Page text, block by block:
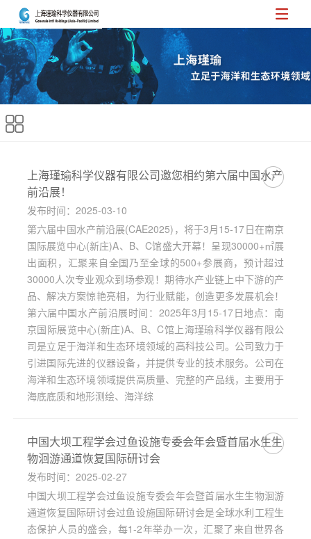
上海瑾瑜科学仪器有限公司邀您相约第六届中国水产
前沿展！
发布时间：2025-03-10
第六届中国水产前沿展(CAE2025)，将于3月15-17日在南京
国际展览中心(新庄)A、B、C馆盛大开幕！呈现30000+㎡展
出面积，汇聚来自全国乃至全球的500+参展商，预计超过
30000人次专业观众到场参观！期待水产业链上中下游的产
品、解决方案惊艳亮相，为行业赋能，创造更多发展机会！
第六届中国水产前沿展时间：2025年3月15-17日地点：南
京国际展览中心(新庄)A、B、C馆上海瑾瑜科学仪器有限公
司是立足于海洋和生态环境领域的高科技公司。公司致力于
引进国际先进的仪器设备，并提供专业的技术服务。公司在
海洋和生态环境领域提供高质量、完整的产品线，主要用于
海底底质和地形测绘、海洋综
中国大坝工程学会过鱼设施专委会年会暨首届水生生
物洄游通道恢复国际研讨会
发布时间：2025-02-27
中国大坝工程学会过鱼设施专委会年会暨首届水生生物洄游
通道恢复国际研讨会过鱼设施国际研讨会是全球水利工程生
态保护人员的盛会，每1-2年举办一次，汇聚了来自世界各